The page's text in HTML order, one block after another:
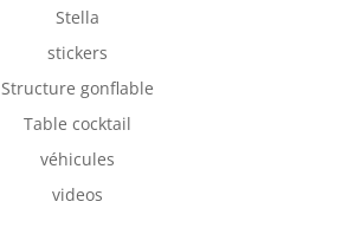
Stella
stickers
Structure gonflable
Table cocktail
véhicules
videos